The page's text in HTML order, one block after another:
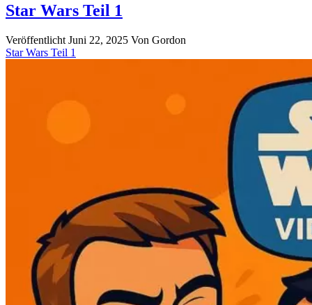
Star Wars Teil 1
Veröffentlicht Juni 22, 2025 Von Gordon
Star Wars Teil 1